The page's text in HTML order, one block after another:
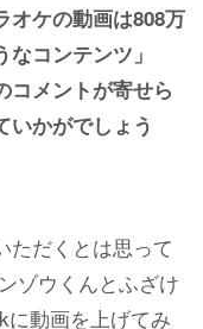
ケの動画は808万
コンテンツ」
コメントが寄せら
いかがでしょう
ただくとは思って
ゾウくんとふざけ
に動画を上げてみ